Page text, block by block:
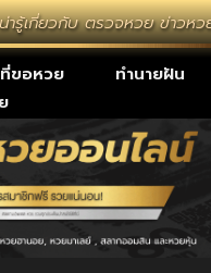
รู้เกี่ยวกับ ตรวจหวย ข่าวหว
ขอหวย
ทำนายฝัน